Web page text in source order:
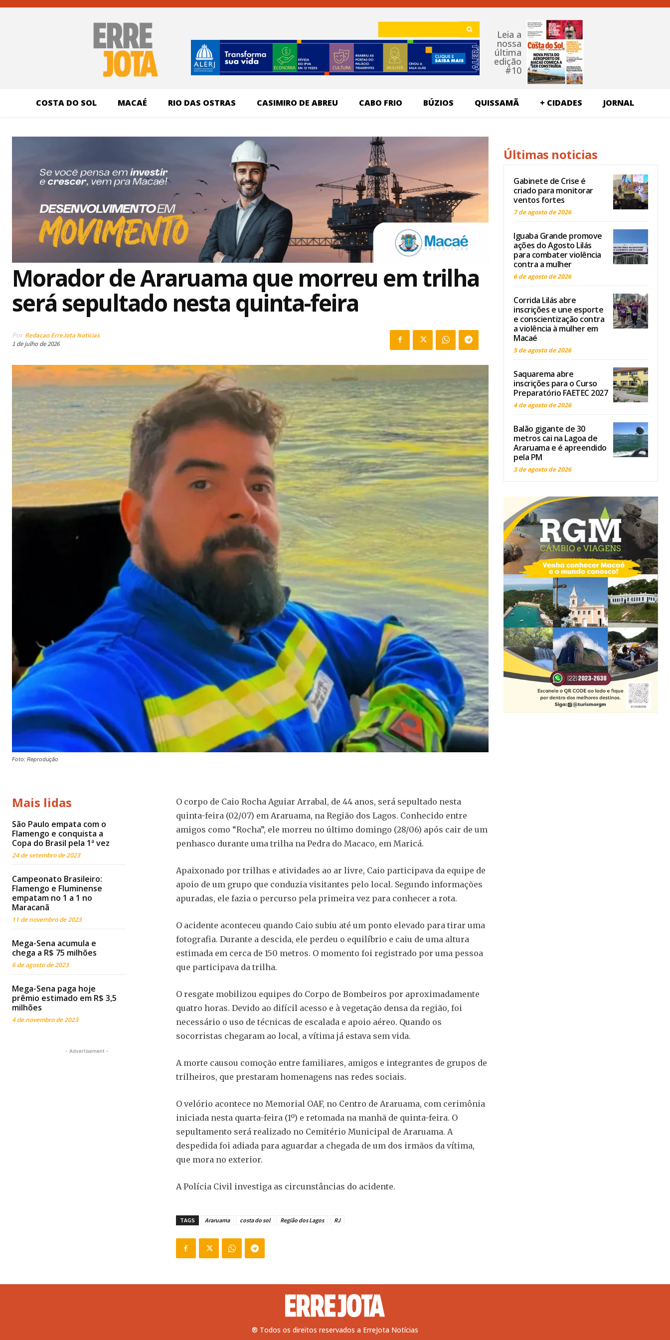
Leia a
nossa
última
edição
#10
COSTA DO SOL MACAÉ RIO DAS OSTRAS CASIMIRO DE ABREU CABO FRIO BÚZIOS QUISSAMÃ + CIDADES JORNAL
Morador de Araruama que morreu em trilha
será sepultado nesta quinta-feira
Por Redacao ErreJota Noticias
1 de julho de 2026
Foto: Reprodução
Mais lidas
São Paulo empata com o
Flamengo e conquista a
Copa do Brasil pela 1ª vez
24 de setembro de 2023
Campeonato Brasileiro:
Flamengo e Fluminense
empatam no 1 a 1 no
Maracanã
11 de novembro de 2023
Mega-Sena acumula e
chega a R$ 75 milhões
6 de agosto de 2023
Mega-Sena paga hoje
prêmio estimado em R$ 3,5
milhões
4 de novembro de 2023
- Advertisement -
O corpo de Caio Rocha Aguiar Arrabal, de 44 anos, será sepultado nesta
quinta-feira (02/07) em Araruama, na Região dos Lagos. Conhecido entre
amigos como “Rocha”, ele morreu no último domingo (28/06) após cair de um
penhasco durante uma trilha na Pedra do Macaco, em Maricá.
Apaixonado por trilhas e atividades ao ar livre, Caio participava da equipe de
apoio de um grupo que conduzia visitantes pelo local. Segundo informações
apuradas, ele fazia o percurso pela primeira vez para conhecer a rota.
O acidente aconteceu quando Caio subiu até um ponto elevado para tirar uma
fotografia. Durante a descida, ele perdeu o equilíbrio e caiu de uma altura
estimada em cerca de 150 metros. O momento foi registrado por uma pessoa
que participava da trilha.
O resgate mobilizou equipes do Corpo de Bombeiros por aproximadamente
quatro horas. Devido ao difícil acesso e à vegetação densa da região, foi
necessário o uso de técnicas de escalada e apoio aéreo. Quando os
socorristas chegaram ao local, a vítima já estava sem vida.
A morte causou comoção entre familiares, amigos e integrantes de grupos de
trilheiros, que prestaram homenagens nas redes sociais.
O velório acontece no Memorial OAF, no Centro de Araruama, com cerimônia
iniciada nesta quarta-feira (1º) e retomada na manhã de quinta-feira. O
sepultamento será realizado no Cemitério Municipal de Araruama. A
despedida foi adiada para aguardar a chegada de um dos irmãos da vítima,
que mora no exterior.
A Polícia Civil investiga as circunstâncias do acidente.
TAGS Araruama costa do sol Região dos Lagos RJ
Últimas noticias
Gabinete de Crise é
criado para monitorar
ventos fortes
7 de agosto de 2026
Iguaba Grande promove
ações do Agosto Lilás
para combater violência
contra a mulher
6 de agosto de 2026
Corrida Lilás abre
inscrições e une esporte
e conscientização contra
a violência à mulher em
Macaé
5 de agosto de 2026
Saquarema abre
inscrições para o Curso
Preparatório FAETEC 2027
4 de agosto de 2026
Balão gigante de 30
metros cai na Lagoa de
Araruama e é apreendido
pela PM
3 de agosto de 2026
® Todos os direitos reservados a ErreJota Notícias